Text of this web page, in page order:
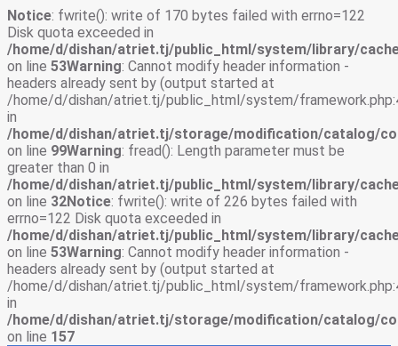
Notice: fwrite(): write of 170 bytes failed with errno=122
Disk quota exceeded in
/home/d/dishan/atriet.tj/public_html/system/library/
on line 53Warning: Cannot modify header information -
headers already sent by (output started at
/home/d/dishan/atriet.tj/public_html/system/
in
/home/d/dishan/atriet.tj/storage/modification/catalog/
on line 99Warning: fread(): Length parameter must be
greater than 0 in
/home/d/dishan/atriet.tj/public_html/system/library/
on line 32Notice: fwrite(): write of 226 bytes failed with
errno=122 Disk quota exceeded in
/home/d/dishan/atriet.tj/public_html/system/library/
on line 53Warning: Cannot modify header information -
headers already sent by (output started at
/home/d/dishan/atriet.tj/public_html/system/
in
/home/d/dishan/atriet.tj/storage/modification/catalog/
on line 157